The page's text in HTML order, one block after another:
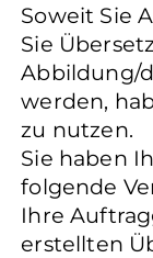
Soweit Sie
Sie
Abbildung/
werden,
zu nutzen.
Sie haben
folgende
Ihre
erstellten